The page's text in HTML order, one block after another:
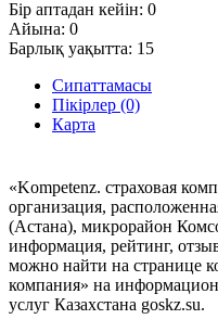
Бір аптадан кейін: 0
Айына: 0
Барлық уақытта: 15
Сипаттамасы
Пікірлер (0)
Карта
«Kompetenz. страховая
организация,
(Астана), микрорайон
информация, рейтинг,
можно найти на странице
компания» на
услуг Казахстана goskz.su.